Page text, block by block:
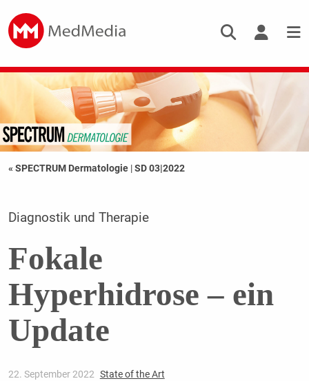
« SPECTRUM Dermatologie |SD 03|2022
Diagnostik und Therapie
Fokale
Hyperhidrose – ein
Update
22. September 2022 State of the Art